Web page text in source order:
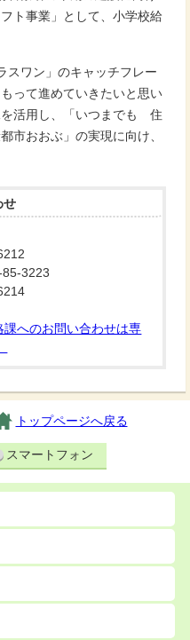
ト事業」として、小学校給
ワン」のキャッチフレー
って進めていきたいと思い
を活用し、「いつまでも 住
市おおぶ」の実現に向け、
せ
3223
へのお問い合わせは専
トップページへ戻る
スマートフォン